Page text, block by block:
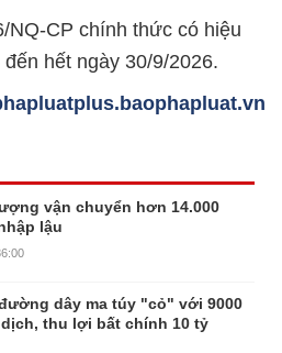
NQ-CP chính thức có hiệu
hết ngày 30/9/2026.
vận chuyển hơn 14.000
lậu
dây ma túy "cỏ" với 9000
thu lợi bất chính 10 tỷ